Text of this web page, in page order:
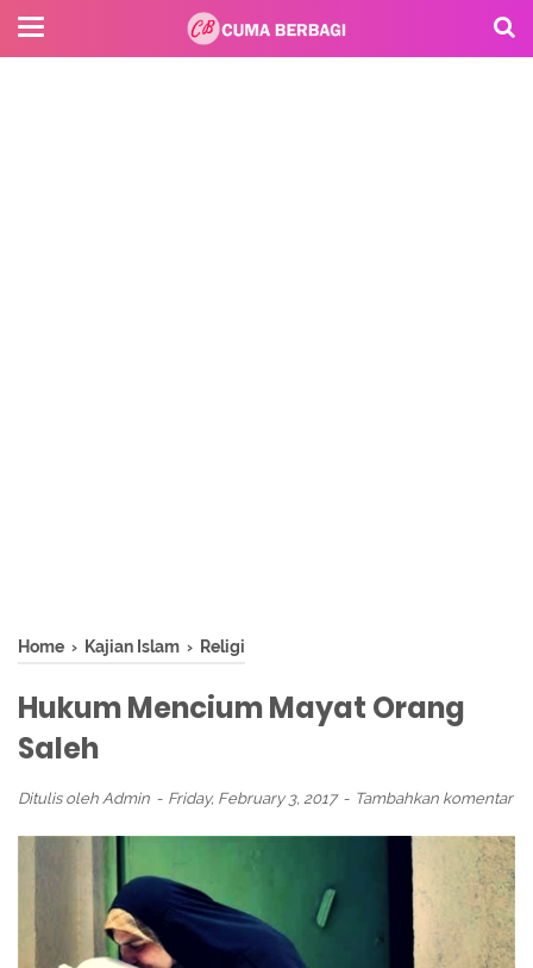
Home › Kajian Islam › Religi
Hukum Mencium Mayat Orang
Saleh
Ditulis oleh Admin Friday, February 3, 2017 Tambahkan komentar